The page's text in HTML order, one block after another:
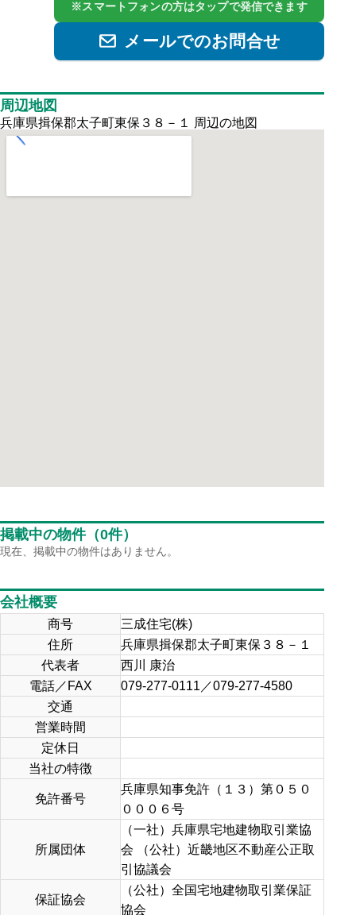
※スマートフォンの方はタップで発信できます
メールでのお問合せ
周辺地図
兵庫県揖保郡太子町東保３８－１ 周辺の地図
掲載中の物件（0件）
現在、掲載中の物件はありません。
会社概要
商号
三成住宅(株)
住所
兵庫県揖保郡太子町東保３８－１
代表者
西川 康治
電話／FAX
079-277-0111／079-277-4580
交通
営業時間
定休日
当社の特徴
免許番号
兵庫県知事免許（１３）第０５０
０００６号
所属団体
（一社）兵庫県宅地建物取引業協
会 （公社）近畿地区不動産公正取
引協議会
保証協会
（公社）全国宅地建物取引業保証
協会